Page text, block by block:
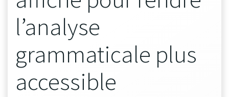
l’analyse
grammaticale plus
accessible